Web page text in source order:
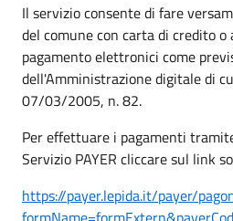
Il servizio consente di fare
del comune con carta di credito
pagamento elettronici come
dell'Amministrazione digitale di
07/03/2005, n. 82.
Per effettuare i pagamenti
Servizio PAYER cliccare sul link
https://payer.lepida.it/payer/